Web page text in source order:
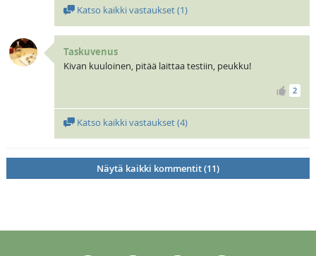
Katso kaikki vastaukset (1)
Taskuvenus
Kivan kuuloinen, pitää laittaa testiin, peukku!
2
Katso kaikki vastaukset (4)
Näytä kaikki kommentit (11)